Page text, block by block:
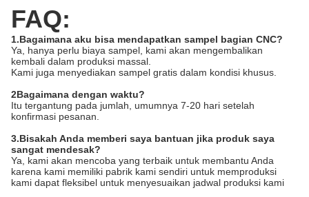
FAQ:
1.Bagaimana aku bisa mendapatkan sampel bagian CNC?
Ya, hanya perlu biaya sampel, kami akan mengembalikan
kembali dalam produksi massal.
Kami juga menyediakan sampel gratis dalam kondisi khusus.
2Bagaimana dengan waktu?
Itu tergantung pada jumlah, umumnya 7-20 hari setelah
konfirmasi pesanan.
3.Bisakah Anda memberi saya bantuan jika produk saya
sangat mendesak?
Ya, kami akan mencoba yang terbaik untuk membantu Anda
karena kami memiliki pabrik kami sendiri untuk memproduksi
kami dapat fleksibel untuk menyesuaikan jadwal produksi kami